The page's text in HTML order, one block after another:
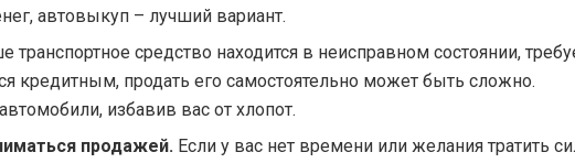
автовыкуп – лучший вариант.
транспортное средство находится в неисправном состоянии,
кредитным, продать его самостоятельно может быть сложно.
избавив вас от хлопот.
продажей. Если у вас нет времени или желания тратить